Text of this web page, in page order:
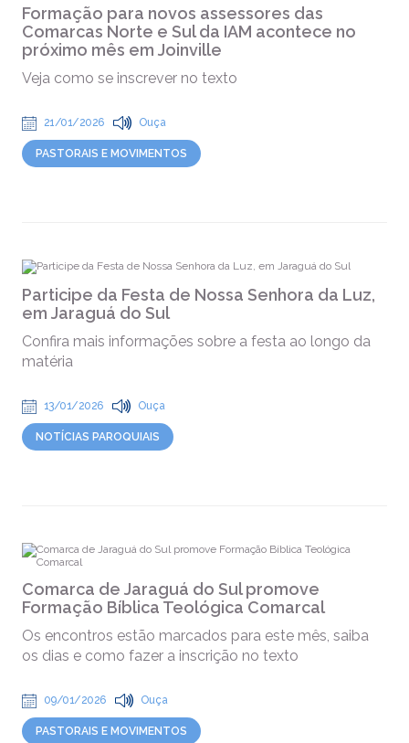
Formação para novos assessores das
Comarcas Norte e Sul da IAM acontece no
próximo mês em Joinville
Veja como se inscrever no texto
21/01/2026 Ouça
PASTORAIS E MOVIMENTOS
Participe da Festa de Nossa Senhora da Luz,
em Jaraguá do Sul
Confira mais informações sobre a festa ao longo da
matéria
13/01/2026 Ouça
NOTÍCIAS PAROQUIAIS
Comarca de Jaraguá do Sul promove
Formação Bíblica Teológica Comarcal
Os encontros estão marcados para este mês, saiba
os dias e como fazer a inscrição no texto
09/01/2026 Ouça
PASTORAIS E MOVIMENTOS